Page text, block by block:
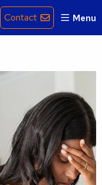
Contact Menu